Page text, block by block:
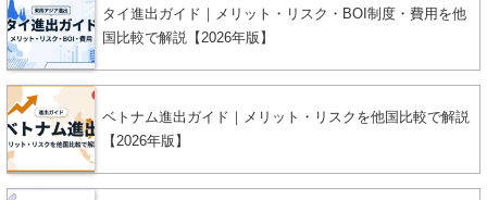
タイ進出ガイド｜メリット・リスク・BOI制度・費用を他
国比較で解説【2026年版】
ベトナム進出ガイド｜メリット・リスクを他国比較で解説
【2026年版】